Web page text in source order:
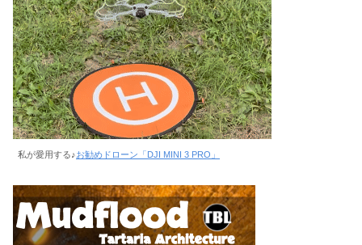
私が愛用する♪お勧めドローン「DJI MINI 3 PRO」